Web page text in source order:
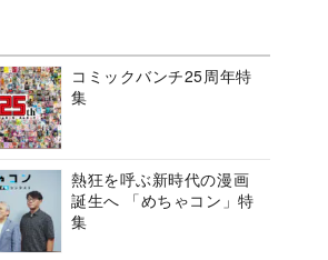
コミックバンチ25周年特
集
熱狂を呼ぶ新時代の漫画
誕生へ 「めちゃコン」特
集